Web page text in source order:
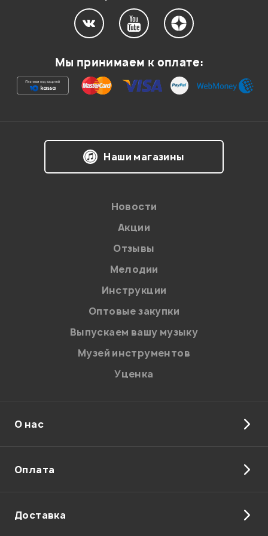
Ваша оценка:
на обработку персональных данных в
Политикой в отношении обработки
персональных данных.
Введите проверочное число:
Отправить
Мы принимаем к оплате:
Наши магазины
Новости
Акции
Отзывы
Мелодии
Инструкции
Оптовые закупки
Выпускаем вашу музыку
Музей инструментов
Уценка
О нас
Оплата
Доставка